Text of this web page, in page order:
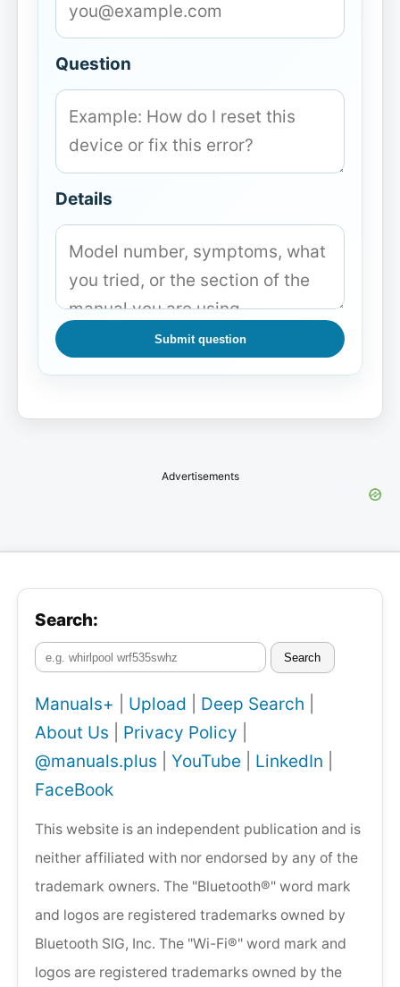
Question
Details
Submit question
Advertisements
Search:
Search
Manuals+ Upload Deep Search
About Us
Privacy Policy
@manuals.plus
YouTube LinkedIn
FaceBook
This website is an independent publication and is
neither affiliated with nor endorsed by any of the
trademark owners. The "Bluetooth®" word mark
and logos are registered trademarks owned by
Bluetooth SIG, Inc. The "Wi-Fi®" word mark and
logos are registered trademarks owned by the